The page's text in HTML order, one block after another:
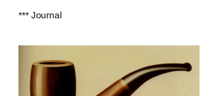
*** Journal